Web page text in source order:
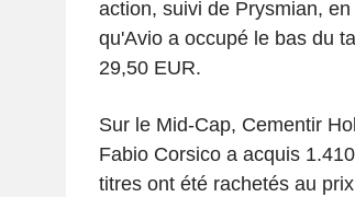
action, suivi de Prysmian,
qu'Avio a occupé le bas du
29,50 EUR.
Sur le Mid-Cap, Cementir
Fabio Corsico a acquis
titres ont été rachetés au